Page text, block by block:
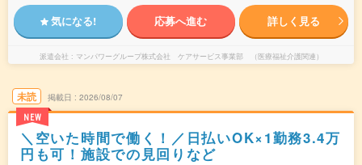
気になる! 応募へ進む 詳しく見る
派遣会社 マンパワーグループ株式会社 ケアサービス事業部 （医療福祉介護関連）
未読
NEW
掲載日 2026/08/07
＼空いた時間で働く！／日払いOK×1勤務3.4万
円も可！施設での見回りなど